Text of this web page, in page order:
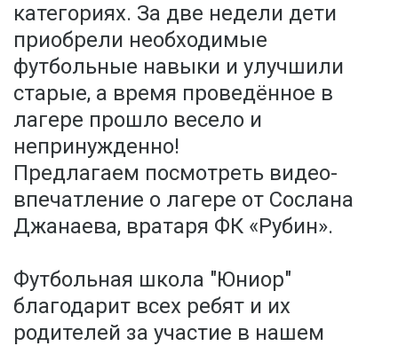
категориях. За две недели дети
приобрели необходимые
футбольные навыки и улучшили
старые, а время проведённое в
лагере прошло весело и
непринужденно!
Предлагаем посмотреть видео-
впечатление о лагере от Сослана
Джанаева, вратаря ФК «Рубин».
Футбольная школа "Юниор"
благодарит всех ребят и их
родителей за участие в нашем